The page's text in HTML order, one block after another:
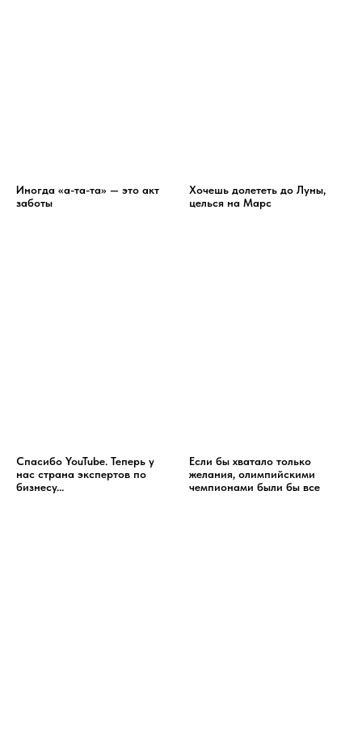
Иногда «а-та-та» — это акт
заботы
Хочешь долететь до Луны,
целься на Марс
Спасибо YouTube. Теперь у
нас страна экспертов по
бизнесу...
Если бы хватало только
желания, олимпийскими
чемпионами были бы все